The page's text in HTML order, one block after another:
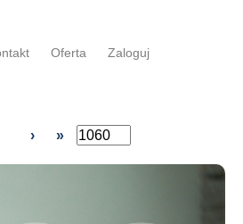
Oferta Zaloguj
› »